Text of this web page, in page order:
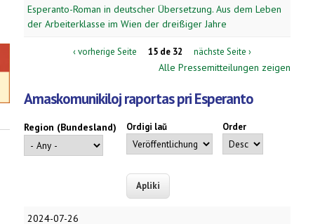
Esperanto-Roman in deutscher Übersetzung. Aus dem Leben
der Arbeiterklasse im Wien der dreißiger Jahre
‹ vorherige Seite 15 de 32 nächste Seite ›
Alle Pressemitteilungen zeigen
Amaskomunikiloj raportas pri Esperanto
Region (Bundesland) Ordigi laŭ Order
2024-07-26